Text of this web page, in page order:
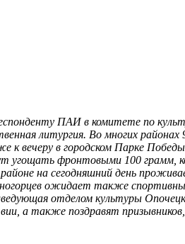
ПАИ в комитете по
литургия. Во многих районах
вечеру в городском Парке
угощать фронтовыми 100 грамм,
на сегодняшний день
ожидает также
отделом культуры
а также поздравят